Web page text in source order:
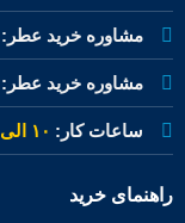
مشاوره خرید عطر:
مشاوره خرید عطر:
ساعات کار: ۱۰ الی ۱۸ بجز تعطیلات
راهنمای خرید